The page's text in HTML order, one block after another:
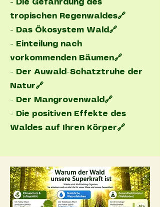
- Die Gefährdung des
tropischen Regenwaldes🔗
- Das Ökosystem Wald🔗
- Einteilung nach
vorkommenden Bäumen🔗
- Der Auwald-Schatztruhe der
Natur🔗
- Der Mangrovenwald🔗
- Die positiven Effekte des
Waldes auf Ihren Körper🔗